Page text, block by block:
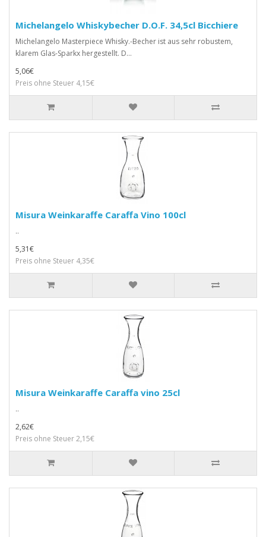
Michelangelo Whiskybecher D.O.F. 34,5cl Bicchiere
Michelangelo Masterpiece Whisky.-Becher ist aus sehr robustem,
klarem Glas-Sparkx hergestellt. D...
5,06€
Preis ohne Steuer 4,15€
Misura Weinkaraffe Caraffa Vino 100cl
..
5,31€
Preis ohne Steuer 4,35€
Misura Weinkaraffe Caraffa vino 25cl
..
2,62€
Preis ohne Steuer 2,15€